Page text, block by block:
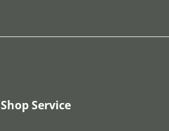
Shop Service